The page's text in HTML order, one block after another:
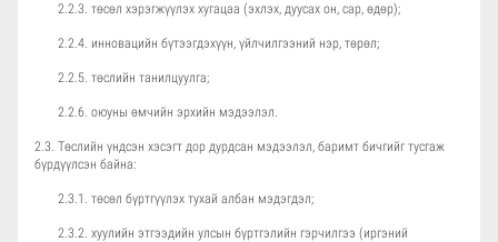
2.2.3. төсөл хэрэгжүүлэх хугацаа (эхлэх, дуусах он, сар, өдөр);
2.2.4. инновацийн бүтээгдэхүүн, үйлчилгээний нэр, төрөл;
2.2.5. төслийн танилцуулга;
2.2.6. оюуны өмчийн эрхийн мэдээлэл.
2.3. Төслийн үндсэн хэсэгт дор дурдсан мэдээлэл, баримт бичгийг тусгаж
бүрдүүлсэн байна:
2.3.1. төсөл бүртгүүлэх тухай албан мэдэгдэл;
2.3.2. хуулийн этгээдийн улсын бүртгэлийн гэрчилгээ (иргэний